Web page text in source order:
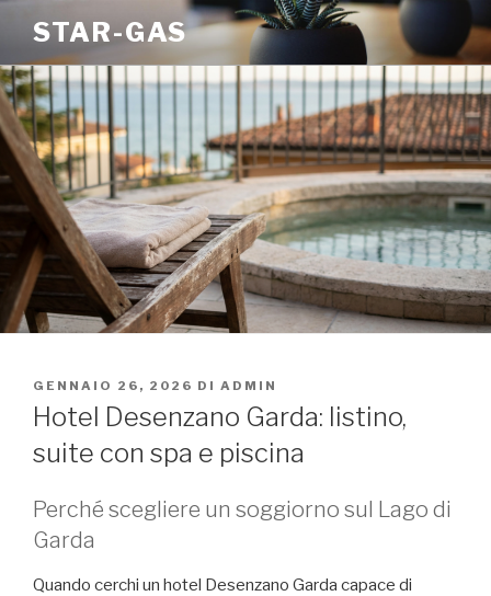
contenuto
STAR-GAS
PUBBLICATO
IL
GENNAIO 26, 2026 DI ADMIN
Hotel Desenzano Garda: listino,
suite con spa e piscina
Perché scegliere un soggiorno sul Lago di
Garda
Quando cerchi un hotel Desenzano Garda capace di